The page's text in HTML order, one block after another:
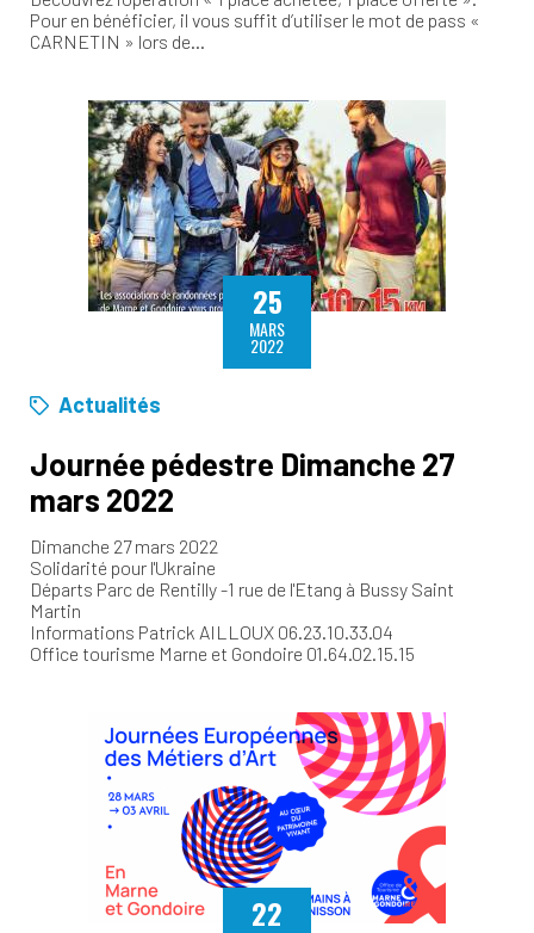
Pour en bénéficier, il vous suffit d’utiliser le mot de pass «
CARNETIN » lors de…
25
MARS
2022
Actualités
Journée pédestre Dimanche 27
mars 2022
Dimanche 27 mars 2022
Solidarité pour l'Ukraine
Départs Parc de Rentilly -1 rue de l'Etang à Bussy Saint
Martin
Informations Patrick AILLOUX 06.23.10.33.04
Office tourisme Marne et Gondoire 01.64.02.15.15
22